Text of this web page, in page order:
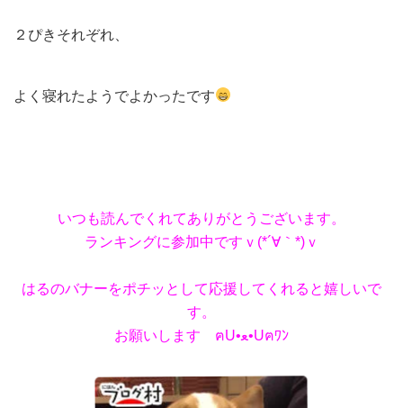
２ぴきそれぞれ、
よく寝れたようでよかったです
いつも読んでくれてありがとうございます。
ランキングに参加中ですｖ(*´∀｀*)ｖ
はるのバナーをポチッとして応援してくれると嬉しいで
す。
お願いします ฅU•ﻌ•Uฅﾜﾝ